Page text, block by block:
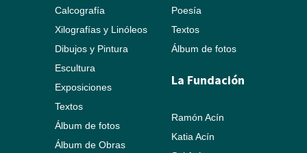
Calcografía
Xilografías y Linóleos
Dibujos y Pintura
Escultura
Exposiciones
Textos
Álbum de fotos
Álbum de Obras
Poesía
Textos
Álbum de fotos
La Fundación
Ramón Acín
Katia Acín